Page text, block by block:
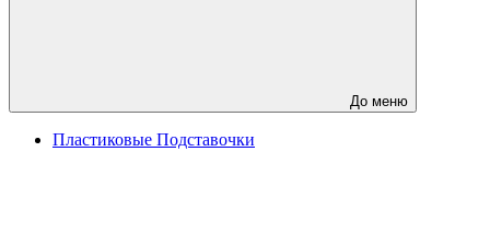
До меню
Пластиковые Подставочки